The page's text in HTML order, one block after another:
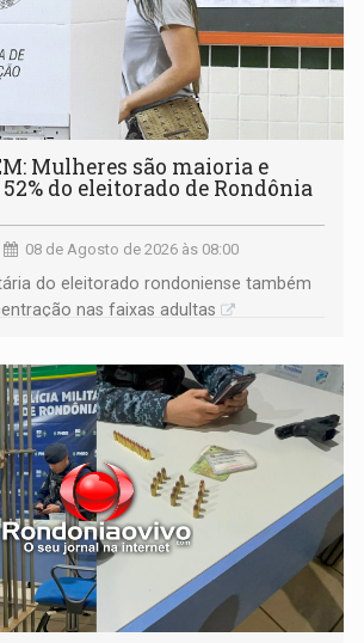
Mulheres são maioria e
do eleitorado de Rondônia
08 de Agosto de 2026 às 08:00
do eleitorado rondoniense também
nas faixas adultas